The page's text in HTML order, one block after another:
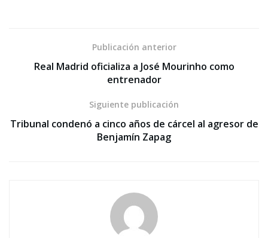
Publicación anterior
Real Madrid oficializa a José Mourinho como
entrenador
Siguiente publicación
Tribunal condenó a cinco años de cárcel al agresor de
Benjamín Zapag